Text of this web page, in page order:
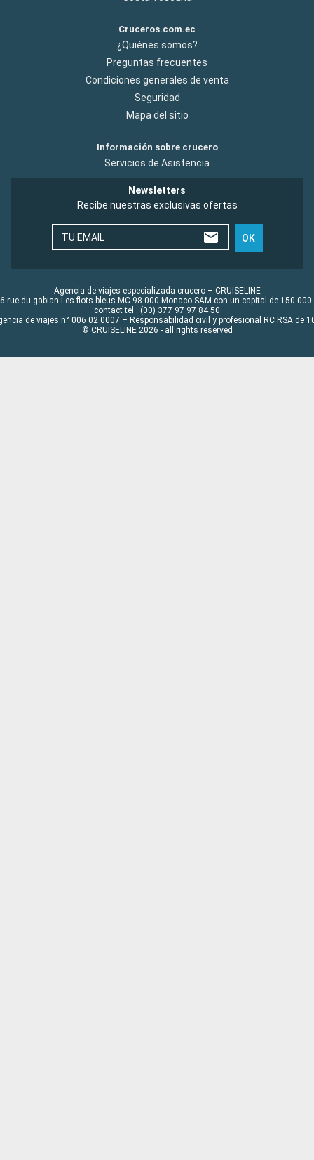
Cruceros.com.ec
¿Quiénes somos?
Preguntas frecuentes
Condiciones generales de venta
Seguridad
Mapa del sitio
Información sobre crucero
Servicios de Asistencia
Newsletters
Recibe nuestras exclusivas ofertas
TU EMAIL OK
Agencia de viajes especializada crucero – CRUISELINE
rue du gabian Les flots bleus MC 98 000 Monaco SAM con un capital de 150 000
contact tel : (00) 377 97 97 84 50
de viajes n° 006 02 0007 – Responsabilidad civil y profesional RC RSA de
© CRUISELINE 2026 - all rights reserved